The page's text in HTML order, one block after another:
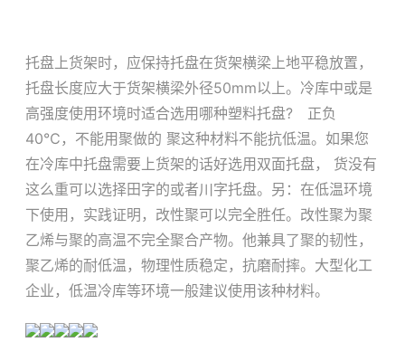
托盘上货架时，应保持托盘在货架横梁上地平稳放置，
托盘长度应大于货架横梁外径50mm以上。冷库中或是
高强度使用环境时适合选用哪种塑料托盘? 正负
40℃，不能用聚做的 聚这种材料不能抗低温。如果您
在冷库中托盘需要上货架的话好选用双面托盘， 货没有
这么重可以选择田字的或者川字托盘。另：在低温环境
下使用，实践证明，改性聚可以完全胜任。改性聚为聚
乙烯与聚的高温不完全聚合产物。他兼具了聚的韧性，
聚乙烯的耐低温，物理性质稳定，抗磨耐摔。大型化工
企业，低温冷库等环境一般建议使用该种材料。